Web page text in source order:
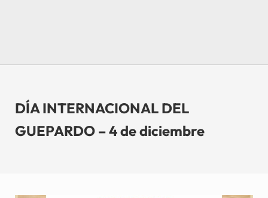
DÍA INTERNACIONAL DEL
GUEPARDO – 4 de diciembre